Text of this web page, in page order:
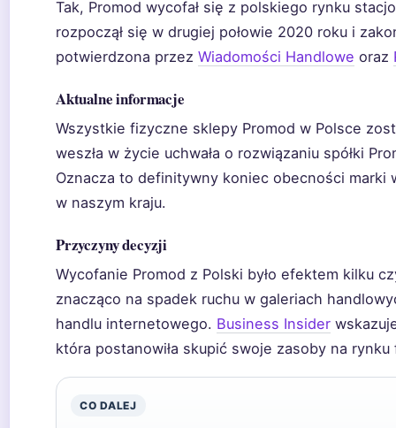
Tak, Promod wycofał się z polskiego rynku
rozpoczął się w drugiej połowie 2020 roku i
potwierdzona przez Wiadomości Handlowe oraz
Aktualne informacje
Wszystkie fizyczne sklepy Promod w Polsce
weszła w życie uchwała o rozwiązaniu spółki
Oznacza to definitywny koniec obecności
w naszym kraju.
Przyczyny decyzji
Wycofanie Promod z Polski było efektem kilku
znacząco na spadek ruchu w galeriach
handlu internetowego. Business Insider
która postanowiła skupić swoje zasoby na rynku
CO DALEJ